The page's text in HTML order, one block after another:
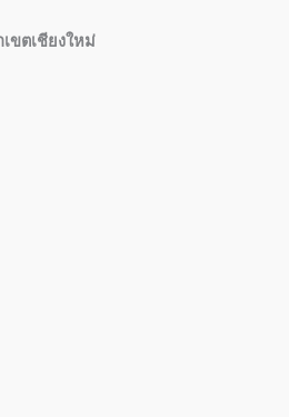
ขตเชียงใหม่